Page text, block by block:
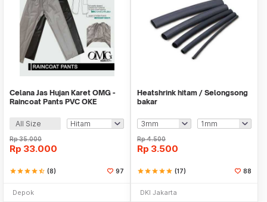
Celana Jas Hujan Karet OMG -
Raincoat Pants PVC OKE
All Size
Rp35.000
Rp 33.000
starstarstarstarstar_half (8) 97
Depok
Heatshrink hitam / Selongsong
bakar
Rp4.500
Rp 3.500
starstarstarstarstar (17) 88
DKI Jakarta